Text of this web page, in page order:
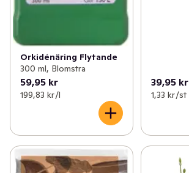
Orkidénäring Flytande
300 ml, Blomstra
59,95 kr
199,83 kr /l
39,95 kr
1,33 kr /st